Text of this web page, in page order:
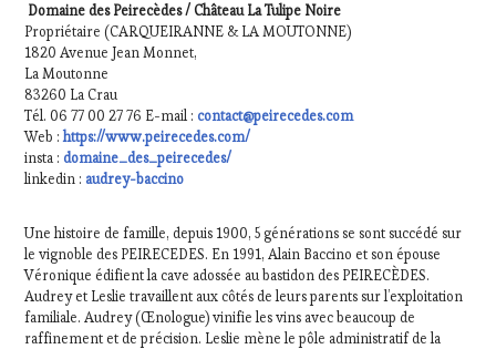
Domaine des Peirecèdes / Château La Tulipe Noire
Propriétaire (CARQUEIRANNE & LA MOUTONNE)
1820 Avenue Jean Monnet,
La Moutonne
83260 La Crau
Tél. 06 77 00 27 76 E-mail : contact@peirecedes.com
Web :https://www.peirecedes.com/
insta : domaine_des_peirecedes/
linkedin : audrey-baccino
Une histoire de famille, depuis 1900, 5 générations se sont succédé sur
le vignoble des PEIRECEDES. En 1991, Alain Baccino et son épouse
Véronique édifient la cave adossée au bastidon des PEIRECÈDES.
Audrey et Leslie travaillent aux côtés de leurs parents sur l’exploitation
familiale. Audrey (Œnologue) vinifie les vins avec beaucoup de
raffinement et de précision. Leslie mène le pôle administratif de la